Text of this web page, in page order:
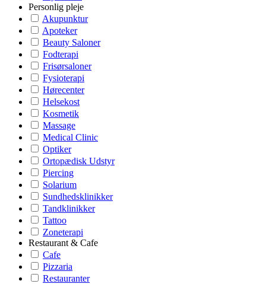
Personlig pleje
Akupunktur
Apoteker
Beauty Saloner
Fodterapi
Frisørsaloner
Fysioterapi
Hørecenter
Helsekost
Kosmetik
Massage
Medical Clinic
Optiker
Ortopædisk Udstyr
Piercing
Solarium
Sundhedsklinikker
Tandklinikker
Tattoo
Zoneterapi
Restaurant & Cafe
Cafe
Pizzaria
Restauranter